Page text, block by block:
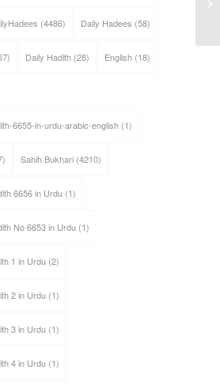
(4486) Daily Hadees (58)
Daily Hadith(28) English(18)
6655-in-urdu-arabic-english(1)
Sahih Bukhari(4210)
6656 in Urdu(1)
No 6653 in Urdu(1)
1 in Urdu(2)
2 in Urdu(1)
3 in Urdu(1)
4 in Urdu(1)